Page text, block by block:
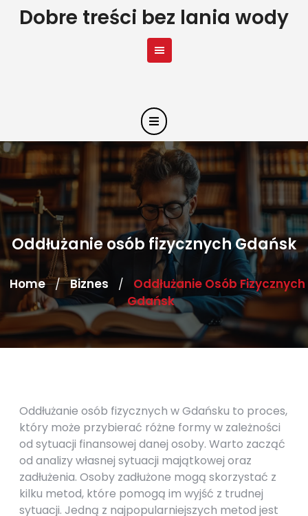
SkipDobre treści bez lania wody
Oddłużanie osób fizycznych Gdańsk
Home / Biznes /
Oddłużanie Osób Fizycznych
Gdańsk
Oddłużanie osób fizycznych w Gdańsku to proces,
który może przybierać różne formy w zależności
od sytuacji finansowej danej osoby. Warto zacząć
od analizy własnej sytuacji majątkowej oraz
zadłużenia. Osoby zadłużone mogą skorzystać z
kilku metod, które pomogą im wyjść z trudnej
sytuacji. Jedną z najpopularniejszych metod jest